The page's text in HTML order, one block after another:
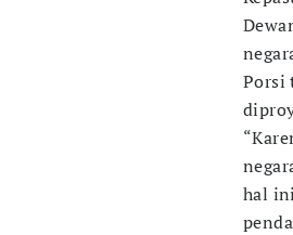
Porsi
hal